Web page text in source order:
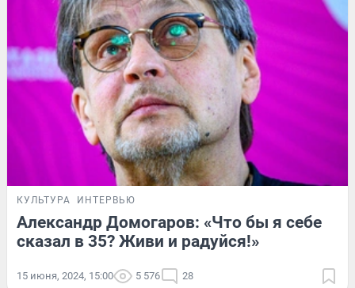
КУЛЬТУРА ИНТЕРВЬЮ
Александр Домогаров: «Что бы я себе
сказал в 35? Живи и радуйся!»
15 июня, 2024, 15:00 5 576 28